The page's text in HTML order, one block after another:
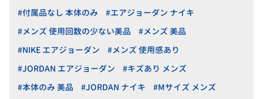
#付属品なし 本体のみ
#エアジョーダン ナイキ
#メンズ 使用回数の少ない美品
#メンズ 美品
#NIKE エアジョーダン
#メンズ 使用感あり
#JORDAN エアジョーダン
#キズあり メンズ
#本体のみ 美品
#JORDAN ナイキ
#Mサイズ メンズ